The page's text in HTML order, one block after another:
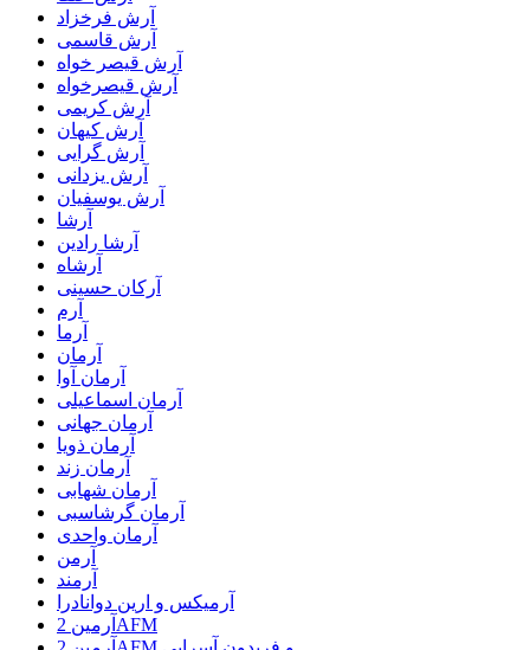
آرش فرخزاد
آرش قاسمی
آرش قیصر خواه
آرش قیصرخواه
آرش کریمی
آرش کیهان
آرش گرایی
آرش یزدانی
آرش یوسفیان
آرشا
آرشا رادین
آرشاه
آرکان حسینی
آرم
آرما
آرمان
آرمان آوا
آرمان اسماعیلی
آرمان جهانی
آرمان ذویا
آرمان زند
آرمان شهابی
آرمان گرشاسبی
آرمان واحدی
آرمن
آرمند
آرمیکس و ارین دوانادرا
آرمین 2AFM